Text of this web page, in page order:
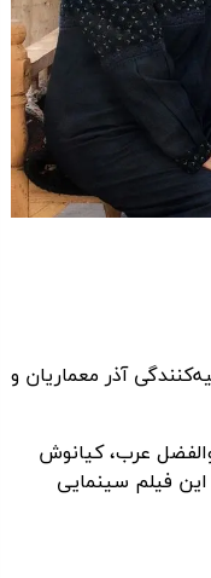
آذر معماریان و
عرب، کیانوش
این فیلم سینمایی